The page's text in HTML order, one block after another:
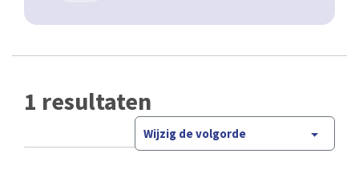
1 resultaten
Wijzig de volgorde